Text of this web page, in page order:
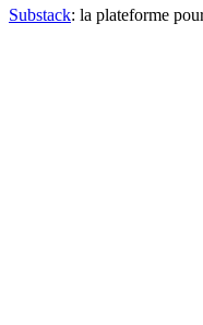
Substack: la plateforme